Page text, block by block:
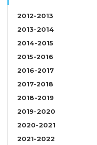
2012-2013
2013-2014
2014-2015
2015-2016
2016-2017
2017-2018
2018-2019
2019-2020
2020-2021
2021-2022